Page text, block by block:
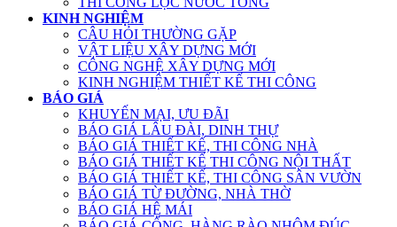
KINH NGHIỆM
CÂU HỎI THƯỜNG GẶP
VẬT LIỆU XÂY DỰNG MỚI
CÔNG NGHỆ XÂY DỰNG MỚI
KINH NGHIỆM THIẾT KẾ THI CÔNG
BÁO GIÁ
KHUYẾN MẠI, ƯU ĐÃI
BÁO GIÁ LÂU ĐÀI, DINH THỰ
BÁO GIÁ THIẾT KẾ, THI CÔNG NHÀ
BÁO GIÁ THIẾT KẾ THI CÔNG NỘI THẤT
BÁO GIÁ THIẾT KẾ, THI CÔNG SÂN VƯỜN
BÁO GIÁ TỪ ĐƯỜNG, NHÀ THỜ
BÁO GIÁ HỆ MÁI